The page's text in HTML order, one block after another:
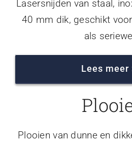
Lasersnijden van staal,
40 mm dik, geschikt
als
Lees meer
Plooien van dunne en